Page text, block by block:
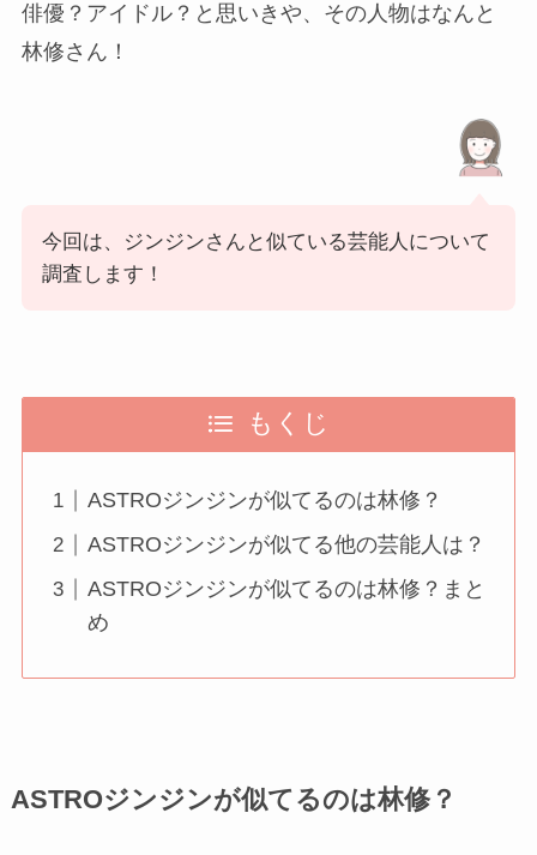
俳優？アイドル？と思いきや、その人物はなんと
林修さん！
今回は、ジンジンさんと似ている芸能人について
調査します！
もくじ
ASTROジンジンが似てるのは林修？
ASTROジンジンが似てる他の芸能人は？
ASTROジンジンが似てるのは林修？まと
め
ASTROジンジンが似てるのは林修？